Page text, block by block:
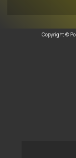
Copyright ©